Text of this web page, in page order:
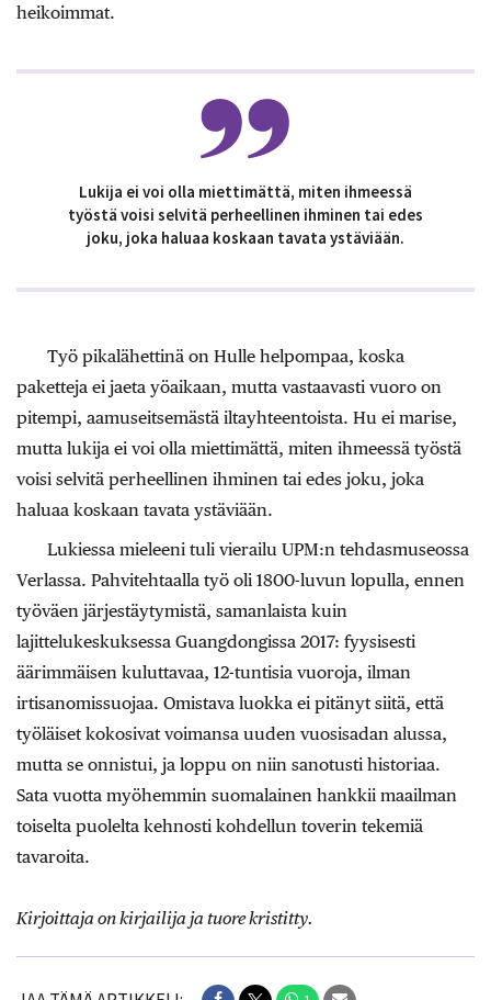
heikoimmat.
Lukija ei voi olla miettimättä, miten ihmeessä
työstä voisi selvitä perheellinen ihminen tai edes
joku, joka haluaa koskaan tavata ystäviään.
Työ pikalähettinä on Hulle helpompaa, koska
paketteja ei jaeta yöaikaan, mutta vastaavasti vuoro on
pitempi, aamuseitsemästä iltayhteentoista. Hu ei marise,
mutta lukija ei voi olla miettimättä, miten ihmeessä työstä
voisi selvitä perheellinen ihminen tai edes joku, joka
haluaa koskaan tavata ystäviään.
Lukiessa mieleeni tuli vierailu UPM:n tehdasmuseossa
Verlassa. Pahvitehtaalla työ oli 1800-luvun lopulla, ennen
työväen järjestäytymistä, samanlaista kuin
lajittelukeskuksessa Guangdongissa 2017: fyysisesti
äärimmäisen kuluttavaa, 12-tuntisia vuoroja, ilman
irtisanomissuojaa. Omistava luokka ei pitänyt siitä, että
työläiset kokosivat voimansa uuden vuosisadan alussa,
mutta se onnistui, ja loppu on niin sanotusti historiaa.
Sata vuotta myöhemmin suomalainen hankkii maailman
toiselta puolelta kehnosti kohdellun toverin tekemiä
tavaroita.
Kirjoittaja on kirjailija ja tuore kristitty.